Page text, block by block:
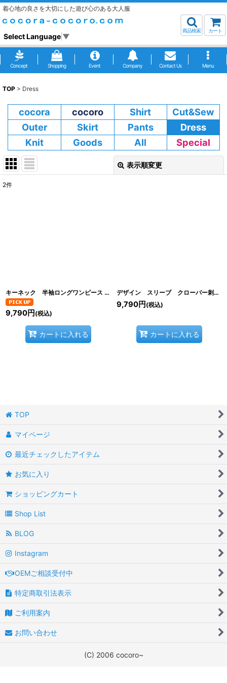
着心地の良さを大切にした遊び心のある大人服
Select Language ▼
商品検索 カート
Concept Shopping Event Company Contact Us Menu
TOP > Dress
cocora cocoro Shirt
Cut&Sew
Outer
Skirt Pants
Dress
Knit
Goods All Special
表示順変更
2件
キーネック 半袖ロングワンピース [C2616-03]
9,790円 (税込)
カートに入れる
デザイン スリーブ クローバー刺繍入り
9,790円 (税込)
カートに入れる
TOP
マイページ
最近チェックしたアイテム
お気に入り
ショッピングカート
Shop List
BLOG
Instagram
OEMご相談受付中
特定商取引法表示
ご利用案内
お問い合わせ
(C) 2006 cocoro~